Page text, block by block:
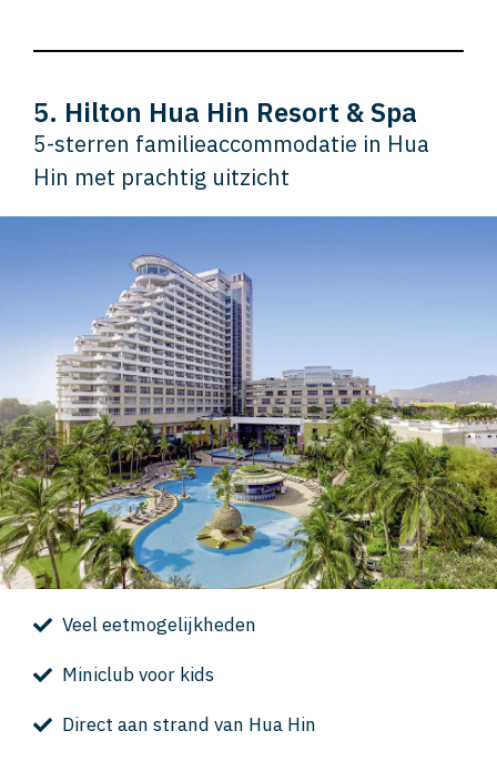
5. Hilton Hua Hin Resort & Spa
5-sterren familieaccommodatie in Hua
Hin met prachtig uitzicht
Veel eetmogelijkheden
Miniclub voor kids
Direct aan strand van Hua Hin